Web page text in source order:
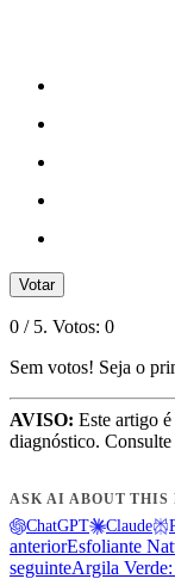
Votar
0 / 5. Votos: 0
Sem votos! Seja o
AVISO: Este artigo
diagnóstico.
ASK AI ABOUT THIS
ChatGPT Claude
anteriorEsfoliante
seguinteArgila